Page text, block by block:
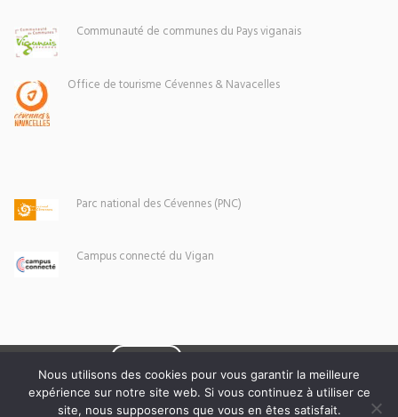
Communauté de communes du Pays viganais
Office de tourisme Cévennes & Navacelles
Parc national des Cévennes (PNC)
Campus connecté du Vigan
Mentions légales
Nous utilisons des cookies pour vous garantir la meilleure
expérience sur notre site web. Si vous continuez à utiliser ce
site, nous supposerons que vous en êtes satisfait.